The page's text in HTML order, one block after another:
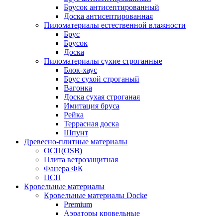
Брусок антисептированный
Доска антисептированная
Пиломатериалы естественной влажности
Брус
Брусок
Доска
Пиломатериалы сухие строганные
Блок-хаус
Брус сухой строганый
Вагонка
Доска сухая строганая
Имитация бруса
Рейка
Террасная доска
Шпунт
Древесно-плитные материалы
ОСП(OSB)
Плита ветрозащитная
Фанера ФК
ЦСП
Кровельные материалы
Кровельные материалы Docke
Premium
Аэраторы кровельные